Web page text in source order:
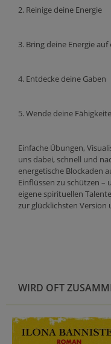
2. Reinige deine Energie
3. Bring deine Energie
4. Entdecke deine Gaben
5. Wende deine
Einfache Übungen,
uns dabei, schnell und
energetische Blockaden
Einflüssen zu schützen –
eigene spirituellen
zur glücklichsten Version
WIRD OFT